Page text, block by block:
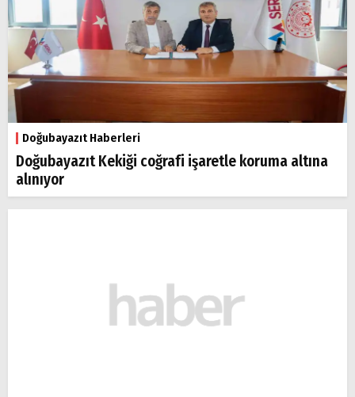
Doğubayazıt Haberleri
Doğubayazıt Kekiği coğrafi işaretle koruma altına
alınıyor